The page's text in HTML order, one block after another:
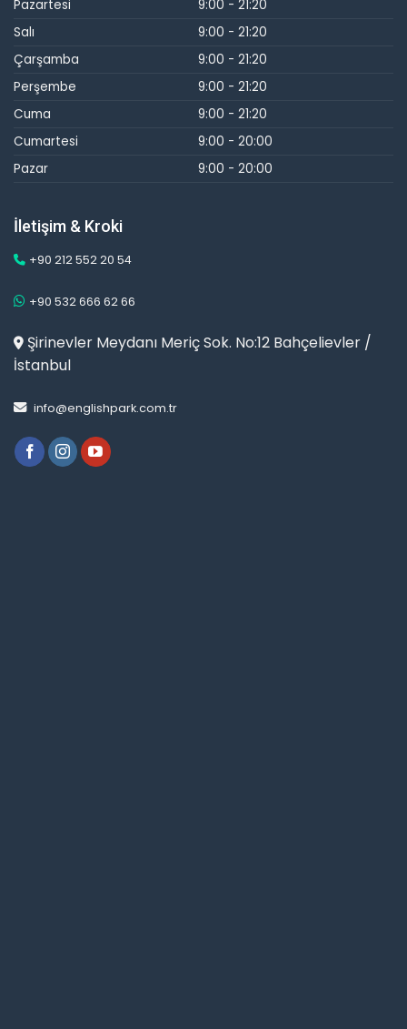
Pazartesi
9:00 - 21:20
Salı
9:00 - 21:20
Çarşamba
9:00 - 21:20
Perşembe
9:00 - 21:20
Cuma
9:00 - 21:20
Cumartesi
9:00 - 20:00
Pazar
9:00 - 20:00
İletişim & Kroki
+90 212 552 20 54
+90 532 666 62 66
Şirinevler Meydanı Meriç Sok. No:12 Bahçelievler /
İstanbul
info@englishpark.com.tr